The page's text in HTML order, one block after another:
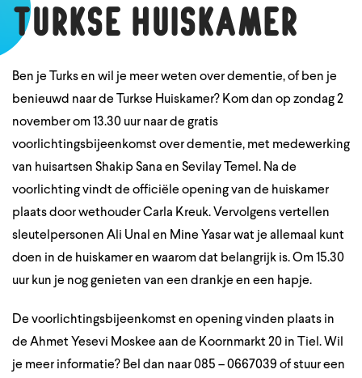
Turkse Huiskamer
Ben je Turks en wil je meer weten over dementie, of ben je
benieuwd naar de Turkse Huiskamer? Kom dan op zondag 2
november om 13.30 uur naar de gratis
voorlichtingsbijeenkomst over dementie, met medewerking
van huisartsen Shakip Sana en Sevilay Temel. Na de
voorlichting vindt de officiële opening van de huiskamer
plaats door wethouder Carla Kreuk. Vervolgens vertellen
sleutelpersonen Ali Unal en Mine Yasar wat je allemaal kunt
doen in de huiskamer en waarom dat belangrijk is. Om 15.30
uur kun je nog genieten van een drankje en een hapje.
De voorlichtingsbijeenkomst en opening vinden plaats in
de Ahmet Yesevi Moskee aan de Koornmarkt 20 in Tiel. Wil
je meer informatie? Bel dan naar 085 – 0667039 of stuur een